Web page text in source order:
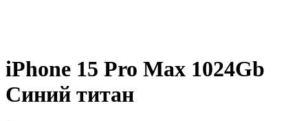
iPhone 15 Pro Max 1024Gb
Синий титан